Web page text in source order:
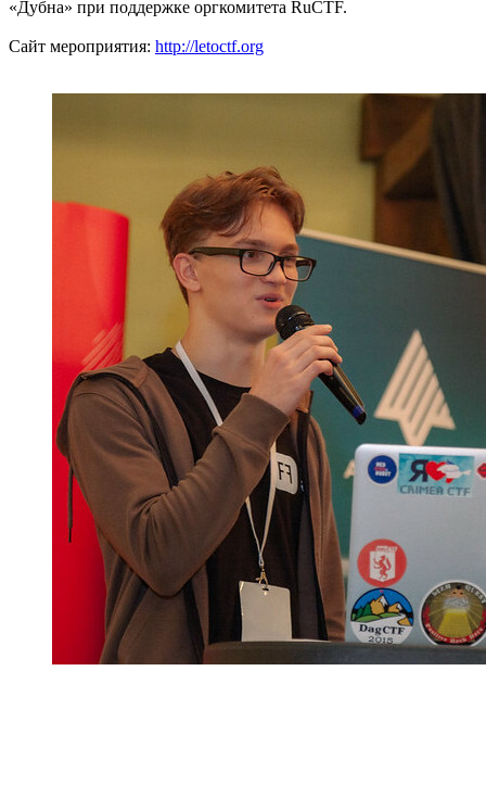
«Дубна» при поддержке оргкомитета RuCTF.
Сайт мероприятия: http://letoctf.org